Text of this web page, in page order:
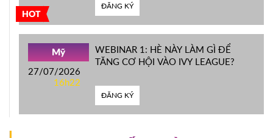
HOT
ĐĂNG KÝ
Mỹ
27/07/2026
16h22
WEBINAR 1: HÈ NÀY LÀM GÌ ĐỂ
TĂNG CƠ HỘI VÀO IVY LEAGUE?
ĐĂNG KÝ